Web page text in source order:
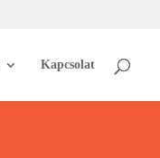
Kapcsolat